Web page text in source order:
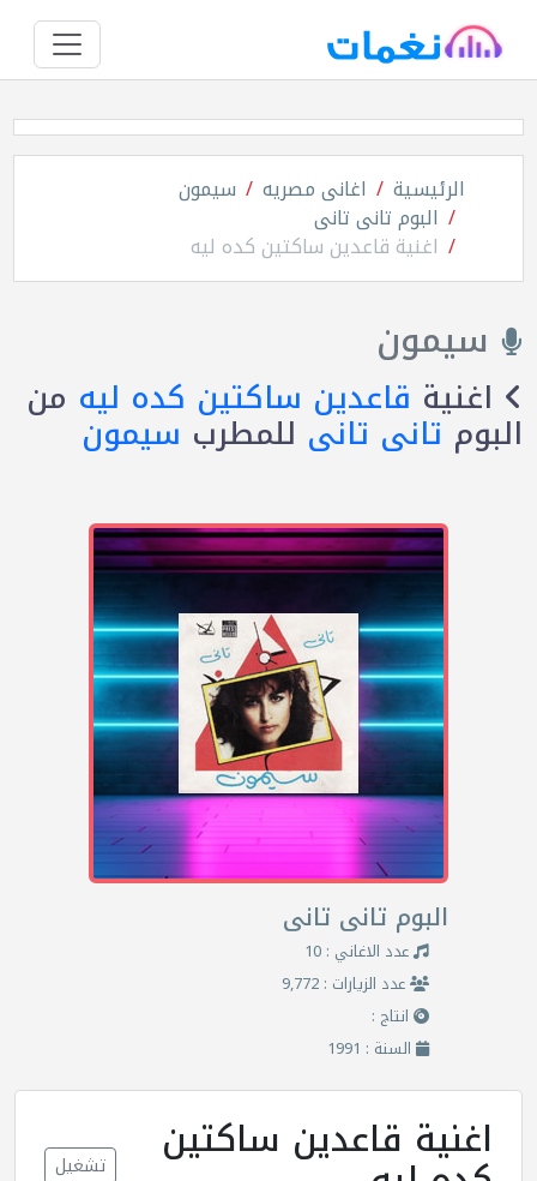
الرئيسية اغانى مصريه سيمون
البوم تانى تانى
اغنية قاعدين ساكتين كده ليه
سيمون
اغنية قاعدين ساكتين كده ليه من
البوم تانى تانى للمطرب سيمون
البوم تانى تانى
عدد الاغاني : 10
عدد الزيارات : 9,772
انتاج :
السنة : 1991
اغنية قاعدين ساكتين تشغيل